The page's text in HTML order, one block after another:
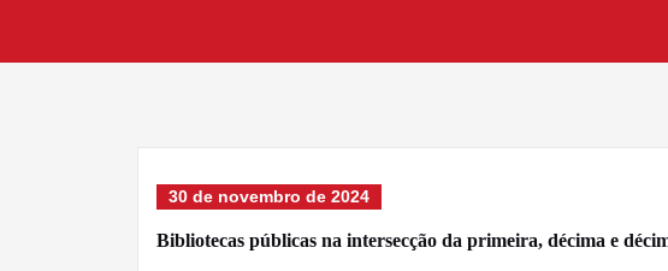
30 de novembro de 2024
Bibliotecas públicas na intersecção da primeira, décima e